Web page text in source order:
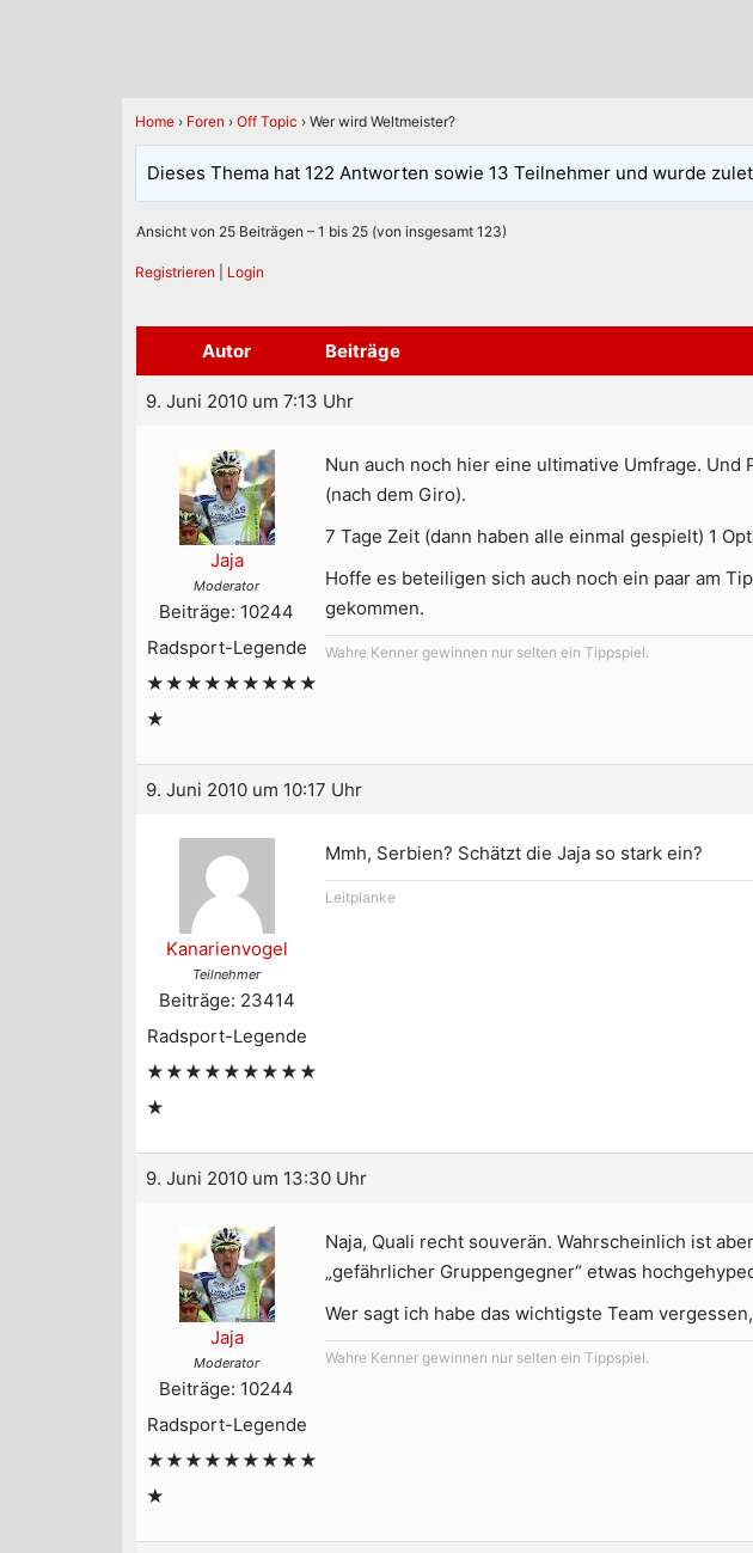
Home › Foren › Off Topic › Wer wird Weltmeister?
Dieses Thema hat 122 Antworten sowie 13 Teilnehmer und wurde
Ansicht von 25 Beiträgen – 1 bis 25 (von insgesamt 123)
Registrieren Login
Autor Beiträge
9. Juni 2010 um 7:13 Uhr
Jaja
Moderator
Beiträge: 10244
Radsport-Legende
★★★★★★★★★
★
Nun auch noch hier eine ultimative Umfrage.
(nach dem Giro).
7 Tage Zeit (dann haben alle einmal gespielt) 1
Hoffe es beteiligen sich auch noch ein paar am
gekommen.
Wahre Kenner gewinnen nur selten ein Tippspiel.
9. Juni 2010 um 10:17 Uhr
Kanarienvogel
Teilnehmer
Beiträge: 23414
Radsport-Legende
★★★★★★★★★
★
Mmh, Serbien? Schätzt die Jaja so stark ein?
Leitplanke
9. Juni 2010 um 13:30 Uhr
Jaja
Moderator
Beiträge: 10244
Radsport-Legende
★★★★★★★★★
★
Naja, Quali recht souverän. Wahrscheinlich ist
„gefährlicher Gruppengegner“ etwas
Wer sagt ich habe das wichtigste Team
Wahre Kenner gewinnen nur selten ein Tippspiel.